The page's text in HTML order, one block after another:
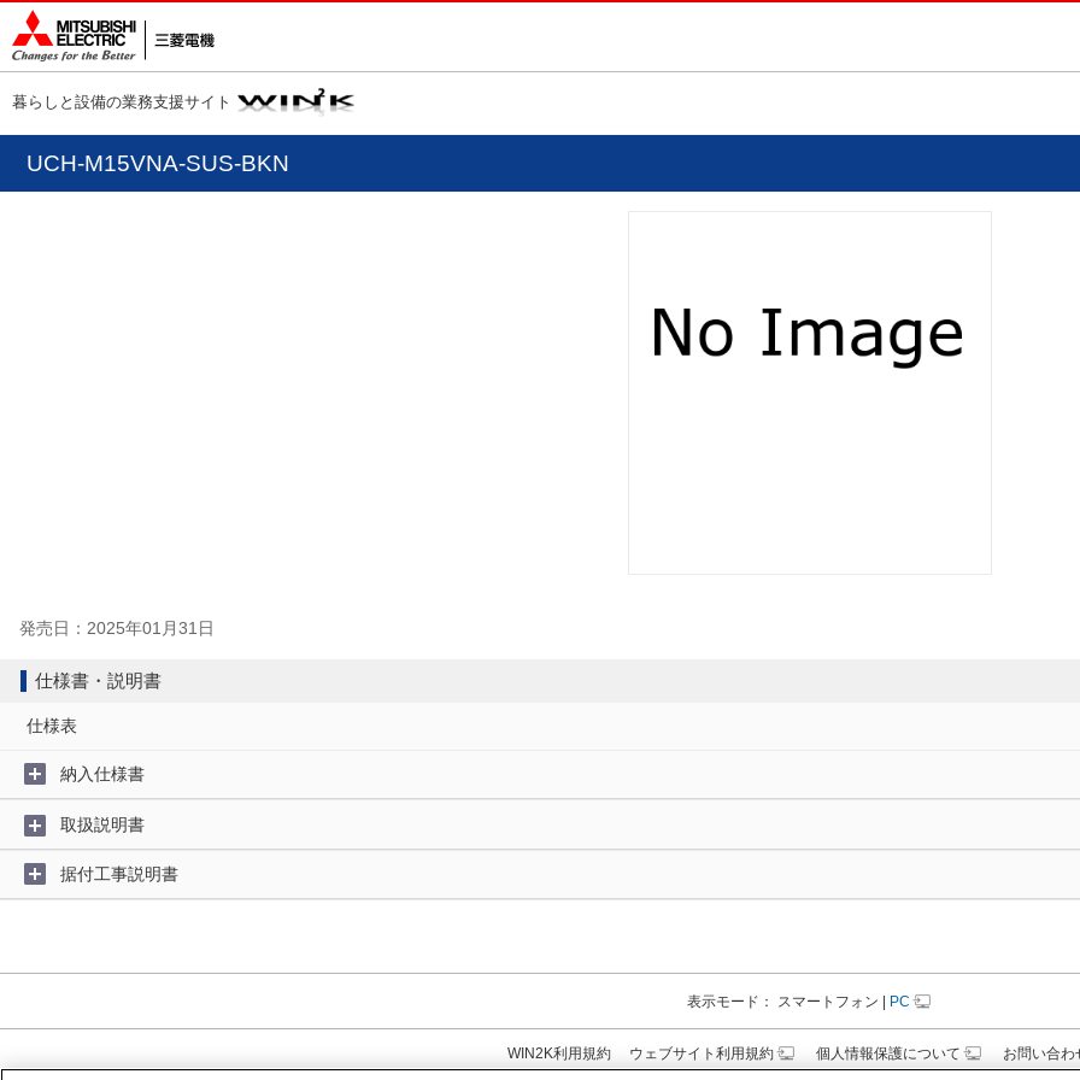
暮らしと設備の業務支援サイト
UCH-M15VNA-SUS-BKN
発売日：2025年01月31日
仕様書・説明書
仕様表
納入仕様書
取扱説明書
据付工事説明書
表示モード： スマートフォン PC
WIN2K利用規約 ウェブサイト利用規約 個人情報保護について お問い合わ